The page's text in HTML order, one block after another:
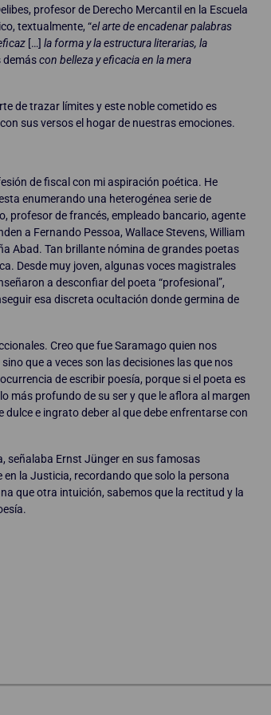
profesor de Derecho Mercantil en la Escuela
textualmente, “el arte de encadenar palabras
[…] la forma y la estructura literarias, la
demáscon belleza y eficacia en la mera
de trazar límites y este noble cometido es
sus versos el hogar de nuestras emociones.
de fiscal con mi aspiración poética. He
enumerando una heterogénea serie de
profesor de francés, empleado bancario, agente
a Fernando Pessoa, Wallace Stevens, William
Abad. Tan brillante nómina de grandes poetas
Desde muy joven, algunas voces magistrales
a desconfiar del poeta “profesional”,
esa discreta ocultación donde germina de
Creo que fue Saramago quien nos
que a veces son las decisiones las que nos
de escribir poesía, porque si el poeta es
más profundo de su ser y que le aflora al margen
e ingrato deber al que debe enfrentarse con
señalaba Ernst Jünger en sus famosas
en la Justicia, recordando que solo la persona
que otra intuición, sabemos que la rectitud y la